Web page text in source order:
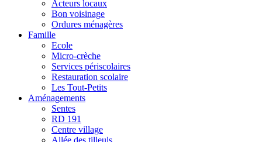
Acteurs locaux
Bon voisinage
Ordures ménagères
Famille
Ecole
Micro-crèche
Services périscolaires
Restauration scolaire
Les Tout-Petits
Aménagements
Sentes
RD 191
Centre village
Allée des tilleuls